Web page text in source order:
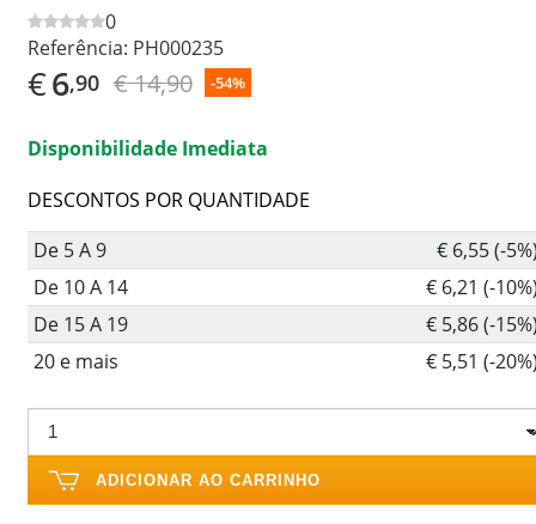
0
Referência: PH000235
€6,90 € 14,90 -54%
Disponibilidade Imediata
DESCONTOS POR QUANTIDADE
De 5 A 9
€ 6,55 (-
De 10 A 14
€ 6,21 (-
De 15 A 19
€ 5,86 (-
20 e mais
€ 5,51 (-
ADICIONAR AO CARRINHO